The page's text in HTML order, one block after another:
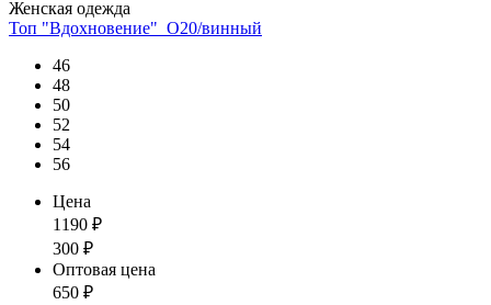
Женская одежда
Топ "Вдохновение"_О20/винный
46
48
50
52
54
56
Цена
1190 ₽
300 ₽
Оптовая цена
650 ₽